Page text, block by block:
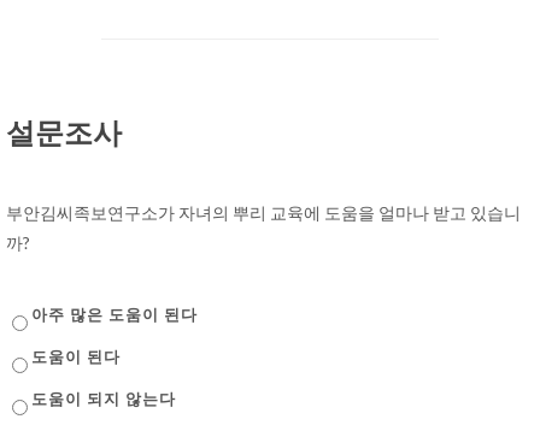
설문조사
부안김씨족보연구소가 자녀의 뿌리 교육에 도움을 얼마나 받고 있습니
까?
아주 많은 도움이 된다
도움이 된다
도움이 되지 않는다